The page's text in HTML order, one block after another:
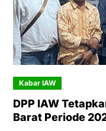
Kabar IAW
DPP IAW
Barat Periode